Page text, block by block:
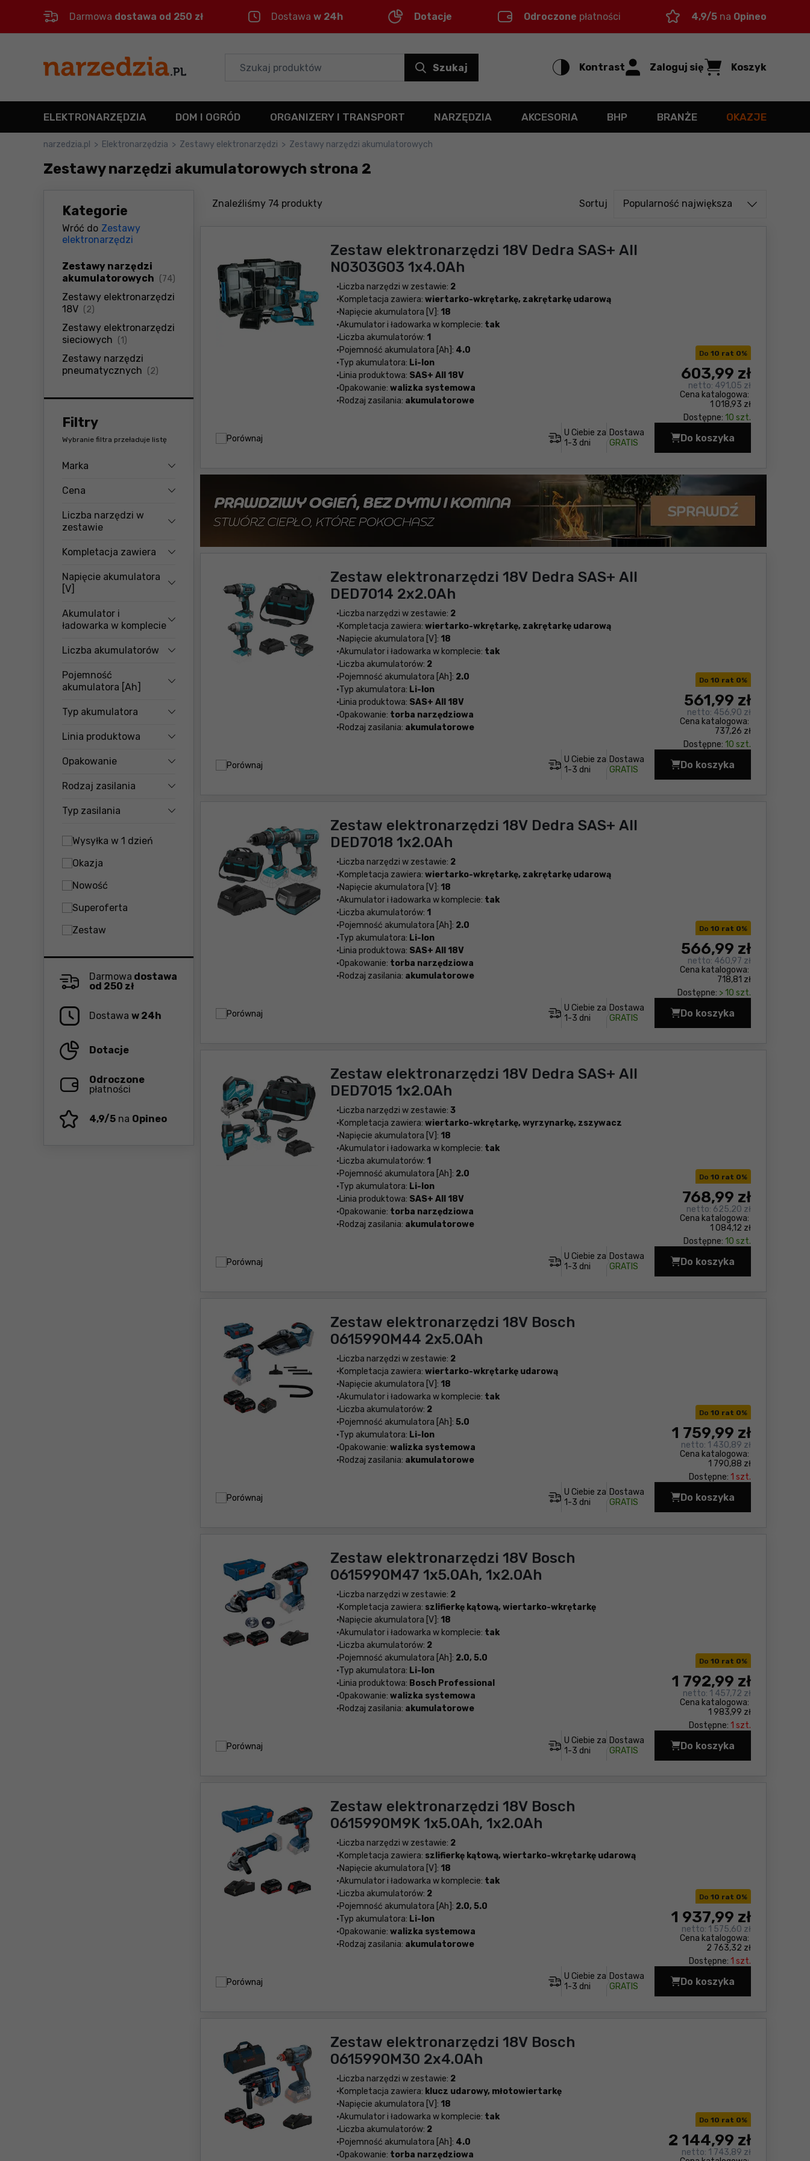
Menu główne
Filtry
Produkty
Stopka
Mapa strony
Darmowa dostawa od 250 zł Dostawa w 24h Dotacje Odroczone płatności 4,9/5 na Opineo
Szukaj Kontrast Zaloguj się Koszyk
ELEKTRONARZĘDZIA DOM I OGRÓD ORGANIZERY I TRANSPORT NARZĘDZIA AKCESORIA BHP BRANŻE OKAZJE
narzedzia.pl > Elektronarzędzia > Zestawy elektronarzędzi > Zestawy narzędzi akumulatorowych
Zestawy narzędzi akumulatorowych strona 2
Kategorie
Wróć do Zestawy
elektronarzędzi
Zestawy narzędzi
akumulatorowych (74)
Zestawy elektronarzędzi
18V (2)
Zestawy elektronarzędzi
sieciowych (1)
Zestawy narzędzi
pneumatycznych (2)
Filtry
Wybranie filtra przeładuje listę
Marka
Cena
Liczba narzędzi w
zestawie
Kompletacja zawiera
Napięcie akumulatora
[V]
Akumulator i
ładowarka w komplecie
Liczba akumulatorów
Pojemność
akumulatora [Ah]
Typ akumulatora
Linia produktowa
Opakowanie
Rodzaj zasilania
Typ zasilania
Wysyłka w 1 dzień
Okazja
Nowość
Superoferta
Zestaw
Darmowa dostawa
od 250 zł
Dostawa w 24h
Dotacje
Odroczone
płatności
4,9/5 na Opineo
Znaleźliśmy 74 produkty Sortuj Sortuj od
Popularność największa
Zestaw elektronarzędzi 18V Dedra SAS+ All
N0303G03 1x4.0Ah
Liczba narzędzi w zestawie: 2
Kompletacja zawiera: wiertarko-wkrętarkę, zakrętarkę udarową
Napięcie akumulatora [V]: 18
Akumulator i ładowarka w komplecie: tak
Liczba akumulatorów: 1
Pojemność akumulatora [Ah]: 4.0
Typ akumulatora: Li-Ion
Linia produktowa: SAS+ All 18V
Opakowanie: walizka systemowa
Rodzaj zasilania: akumulatorowe
Do 10 rat 0%
Cena katalogowa:
1 018,93 zł
603,99 zł
netto: 491,05 zł
Dostępne: 10 szt.
Porównaj
U Ciebie za
1-3 dni
Dostawa
GRATIS
Do koszyka
Zestaw
Zestaw elektronarzędzi 18V Dedra SAS+ All
DED7014 2x2.0Ah
Liczba narzędzi w zestawie: 2
Kompletacja zawiera: wiertarko-wkrętarkę, zakrętarkę udarową
Napięcie akumulatora [V]: 18
Akumulator i ładowarka w komplecie: tak
Liczba akumulatorów: 2
Pojemność akumulatora [Ah]: 2.0
Typ akumulatora: Li-Ion
Linia produktowa: SAS+ All 18V
Opakowanie: torba narzędziowa
Rodzaj zasilania: akumulatorowe
Do 10 rat 0%
Cena katalogowa:
737,26 zł
561,99 zł
netto: 456,90 zł
Dostępne: 10 szt.
Porównaj
U Ciebie za
1-3 dni
Dostawa
GRATIS
Do koszyka
Zestaw
Zestaw elektronarzędzi 18V Dedra SAS+ All
DED7018 1x2.0Ah
Liczba narzędzi w zestawie: 2
Kompletacja zawiera: wiertarko-wkrętarkę, zakrętarkę udarową
Napięcie akumulatora [V]: 18
Akumulator i ładowarka w komplecie: tak
Liczba akumulatorów: 1
Pojemność akumulatora [Ah]: 2.0
Typ akumulatora: Li-Ion
Linia produktowa: SAS+ All 18V
Opakowanie: torba narzędziowa
Rodzaj zasilania: akumulatorowe
Do 10 rat 0%
Cena katalogowa:
718,81 zł
566,99 zł
netto: 460,97 zł
Dostępne: > 10 szt.
Porównaj
U Ciebie za
1-3 dni
Dostawa
GRATIS
Do koszyka
Zestaw
Zestaw elektronarzędzi 18V Dedra SAS+ All
DED7015 1x2.0Ah
Liczba narzędzi w zestawie: 3
Kompletacja zawiera: wiertarko-wkrętarkę, wyrzynarkę, zszywacz
Napięcie akumulatora [V]: 18
Akumulator i ładowarka w komplecie: tak
Liczba akumulatorów: 1
Pojemność akumulatora [Ah]: 2.0
Typ akumulatora: Li-Ion
Linia produktowa: SAS+ All 18V
Opakowanie: torba narzędziowa
Rodzaj zasilania: akumulatorowe
Do 10 rat 0%
Cena katalogowa:
1 084,12 zł
768,99 zł
netto: 625,20 zł
Dostępne: 10 szt.
Porównaj
U Ciebie za
1-3 dni
Dostawa
GRATIS
Do koszyka
Zestaw
Zestaw elektronarzędzi 18V Bosch
0615990M44 2x5.0Ah
Liczba narzędzi w zestawie: 2
Kompletacja zawiera: wiertarko-wkrętarkę udarową
Napięcie akumulatora [V]: 18
Akumulator i ładowarka w komplecie: tak
Liczba akumulatorów: 2
Pojemność akumulatora [Ah]: 5.0
Typ akumulatora: Li-Ion
Opakowanie: walizka systemowa
Rodzaj zasilania: akumulatorowe
Do 10 rat 0%
Cena katalogowa:
1 790,88 zł
1 759,99 zł
netto: 1 430,89 zł
Dostępne: 1 szt.
Porównaj
U Ciebie za
1-3 dni
Dostawa
GRATIS
Do koszyka
Zestaw
Zestaw elektronarzędzi 18V Bosch
0615990M47 1x5.0Ah, 1x2.0Ah
Liczba narzędzi w zestawie: 2
Kompletacja zawiera: szlifierkę kątową, wiertarko-wkrętarkę
Napięcie akumulatora [V]: 18
Akumulator i ładowarka w komplecie: tak
Liczba akumulatorów: 2
Pojemność akumulatora [Ah]: 2.0, 5.0
Typ akumulatora: Li-Ion
Linia produktowa: Bosch Professional
Opakowanie: walizka systemowa
Rodzaj zasilania: akumulatorowe
Do 10 rat 0%
Cena katalogowa:
1 983,99 zł
1 792,99 zł
netto: 1 457,72 zł
Dostępne: 1 szt.
Porównaj
U Ciebie za
1-3 dni
Dostawa
GRATIS
Do koszyka
Zestaw
Zestaw elektronarzędzi 18V Bosch
0615990M9K 1x5.0Ah, 1x2.0Ah
Liczba narzędzi w zestawie: 2
Kompletacja zawiera: szlifierkę kątową, wiertarko-wkrętarkę udarową
Napięcie akumulatora [V]: 18
Akumulator i ładowarka w komplecie: tak
Liczba akumulatorów: 2
Pojemność akumulatora [Ah]: 2.0, 5.0
Typ akumulatora: Li-Ion
Opakowanie: walizka systemowa
Rodzaj zasilania: akumulatorowe
Do 10 rat 0%
Cena katalogowa:
2 763,32 zł
1 937,99 zł
netto: 1 575,60 zł
Dostępne: 1 szt.
Porównaj
U Ciebie za
1-3 dni
Dostawa
GRATIS
Do koszyka
Zestaw
Zestaw elektronarzędzi 18V Bosch
0615990M30 2x4.0Ah
Liczba narzędzi w zestawie: 2
Kompletacja zawiera: klucz udarowy, młotowiertarkę
Napięcie akumulatora [V]: 18
Akumulator i ładowarka w komplecie: tak
Liczba akumulatorów: 2
Pojemność akumulatora [Ah]: 4.0
Opakowanie: torba narzędziowa
Do 10 rat 0%
2 144,99 zł
netto: 1 743,89 zł